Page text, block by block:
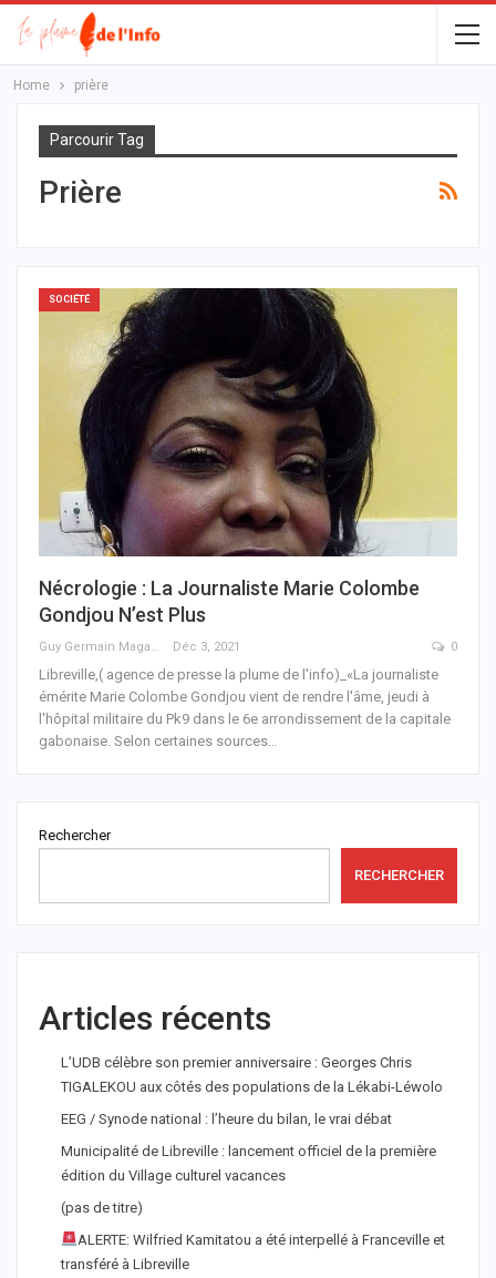
Home prière
Parcourir Tag
Prière
SOCIÉTÉ
Nécrologie : La Journaliste Marie Colombe
Gondjou N’est Plus
Guy Germain Maganga Nziengui Déc 3, 2021 0
Libreville,( agence de presse la plume de l'info)_«La journaliste
émérite Marie Colombe Gondjou vient de rendre l'âme, jeudi à
l'hôpital militaire du Pk9 dans le 6e arrondissement de la capitale
gabonaise. Selon certaines sources
Rechercher
RECHERCHER
Articles récents
L’UDB célèbre son premier anniversaire : Georges Chris
TIGALEKOU aux côtés des populations de la Lékabi-Léwolo
EEG / Synode national : l’heure du bilan, le vrai débat
Municipalité de Libreville : lancement officiel de la première
édition du Village culturel vacances
(pas de titre)
ALERTE: Wilfried Kamitatou a été interpellé à Franceville et
transféré à Libreville